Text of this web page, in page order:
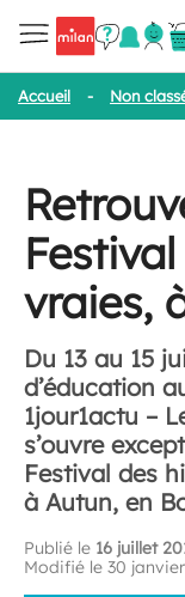
Accueil - Non
vraies,
Du 13 au 15
d’éducation
1jour1actu –
s’ouvre
Festival des
à Autun, en
Publié le 16 juillet
Modifié le 30